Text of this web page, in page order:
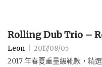
Rolling Dub Trio –
Leon 2017/08/05
2017 年春夏重量級靴款，精